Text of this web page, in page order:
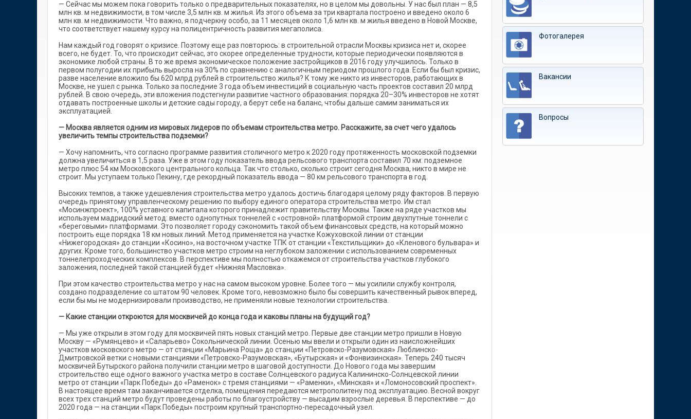
— Сейчас мы можем пока говорить только о предварительных показателях, но в целом мы довольны. У нас был план — 8,5
млн кв. м недвижимости, в том числе 3,5 млн кв. м жилья. Из этого объема за три квартала построено и введено около 6
млн кв. м недвижимости. Что важно, я подчеркну особо, за 11 месяцев около 1,6 млн кв. м жилья введено в Новой Москве,
что соответствует нашему курсу на полицентричность развития мегаполиса.
Нам каждый год говорят о кризисе. Поэтому еще раз повторюсь: в строительной отрасли Москвы кризиса нет и, скорее
всего, не будет. То, что происходит сейчас, это скорее определенные трудности, которые периодически появляются в
экономике любой страны. В то же время экономическое положение застройщиков в 2016 году улучшилось. Только в
первом полугодии их прибыль выросла на 30% по сравнению с аналогичным периодом прошлого года. Если бы был кризис,
разве население вложило бы 620 млрд рублей в строительство жилья? К тому же никто из инвесторов, работающих в
Москве, не ушел с рынка. Только за последние 3 года объем инвестиций в социальную часть проектов составил 20 млрд
рублей. В свою очередь, эти вложения подстегнули развитие частного образования: порядка 20–30% инвесторов не хотят
отдавать построенные школы и детские сады городу, а берут себе на баланс, чтобы дальше самим заниматься их
эксплуатацией.
— Москва является одним из мировых лидеров по объемам строительства метро. Расскажите, за счет чего удалось
увеличить темпы строительства подземки?
— Хочу напомнить, что согласно программе развития столичного метро к 2020 году протяженность московской подземки
должна увеличиться в 1,5 раза. Уже в этом году показатель ввода рельсового транспорта составил 70 км: подземное
метро плюс 54 км Московского центрального кольца. Так что столько, сколько строит сегодня Москва, никто в мире не
строит. Мы уступаем только Пекину, где рекордный показатель ввода — 80 км рельсового транспорта в год.
Высоких темпов, а также удешевления строительства метро удалось достичь благодаря целому ряду факторов. В первую
очередь принятому управленческому решению по выбору единого оператора строительства метро. Им стал
«Мосинжпроект», 100% уставного капитала которого принадлежит правительству Москвы. Также на ряде участков мы
используем мадридский метод: вместо однопутных тоннелей с «островной» платформой строим двухпутные тоннели с
«береговыми» платформами. Это позволяет городу сэкономить такой объем финансовых средств, на который можно
построить еще порядка 18 км новых линий. Метод применяется на участке Кожуховской линии от станции
«Нижегородская» до станции «Косино», на восточном участке ТПК от станции «Текстильщики» до «Кленового бульвара» и
других. Кроме того, большинство участков метро строим на неглубоком заложении с использованием современных
тоннелепроходческих комплексов. В перспективе мы полностью откажемся от строительства участков глубокого
заложения, последней такой станцией будет «Нижняя Масловка».
При этом качество строительства метро у нас на самом высоком уровне. Более того — мы усилили службу контроля,
создано подразделение со штатом 90 человек. Кроме того, невозможно было бы совершить качественный рывок вперед,
если бы мы не модернизировали производство, не применяли новые технологии строительства.
— Какие станции откроются для москвичей до конца года и каковы планы на будущий год?
— Мы уже открыли в этом году для москвичей пять новых станций метро. Первые две станции метро пришли в Новую
Москву — «Румянцево» и «Саларьево» Сокольнической линии. Осенью мы ввели и открыли один из наисложнейших
участков московского метро — от станции «Марьина Роща» до станции «Петровско-Разумовская» Люблинско-
Дмитровской ветки с новыми станциями «Петровско-Разумовская», «Бутырская» и «Фонвизинская». Теперь 240 тысяч
москвичей Бутырского района получили станции метро в шаговой доступности. До Нового года мы завершим
строительство еще одного важного участка метро в составе Солнцевского радиуса Калининско-Солнцевской линии
метро от станции «Парк Победы» до «Раменок» с тремя станциями — «Раменки», «Минская» и «Ломоносовский проспект».
В настоящее время там заканчивается отделка, помещения передаются метрополитену под эксплуатацию. Весной вокруг
всех трех станций метро будут проведены работы по благоустройству — высадим взрослые деревья. В перспективе — до
2020 года — на станции «Парк Победы» построим крупный транспортно-пересадочный узел.
Фотогалерея
Вакансии
Вопросы